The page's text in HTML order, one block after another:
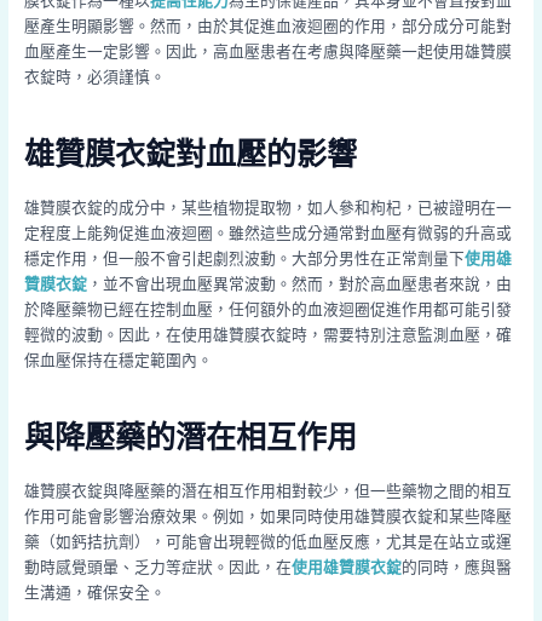
壓產生明顯影響。然而，由於其促進血液迴圈的作用，部分成分可能對
血壓產生一定影響。因此，高血壓患者在考慮與降壓藥一起使用雄贊膜
衣錠時，必須謹慎。
雄贊膜衣錠對血壓的影響
雄贊膜衣錠的成分中，某些植物提取物，如人參和枸杞，已被證明在一
定程度上能夠促進血液迴圈。雖然這些成分通常對血壓有微弱的升高或
穩定作用，但一般不會引起劇烈波動。大部分男性在正常劑量下使用雄
贊膜衣錠，並不會出現血壓異常波動。然而，對於高血壓患者來說，由
於降壓藥物已經在控制血壓，任何額外的血液迴圈促進作用都可能引發
輕微的波動。因此，在使用雄贊膜衣錠時，需要特別注意監測血壓，確
保血壓保持在穩定範圍內。
與降壓藥的潛在相互作用
雄贊膜衣錠與降壓藥的潛在相互作用相對較少，但一些藥物之間的相互
作用可能會影響治療效果。例如，如果同時使用雄贊膜衣錠和某些降壓
藥（如鈣拮抗劑），可能會出現輕微的低血壓反應，尤其是在站立或運
動時感覺頭暈、乏力等症狀。因此，在使用雄贊膜衣錠的同時，應與醫
生溝通，確保安全。